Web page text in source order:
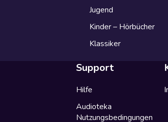
Jugend
Kinder – Hörbücher
Klassiker
Support
Hilfe
Audioteka
Nutzungsbedingungen